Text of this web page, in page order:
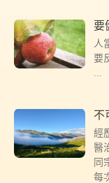
要
人
要
不
經
醫
同
每